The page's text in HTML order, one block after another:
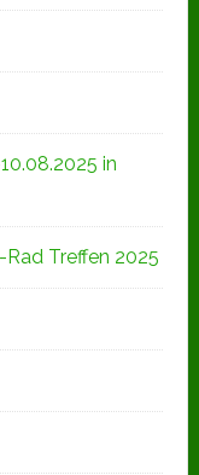
in
Treffen 2025